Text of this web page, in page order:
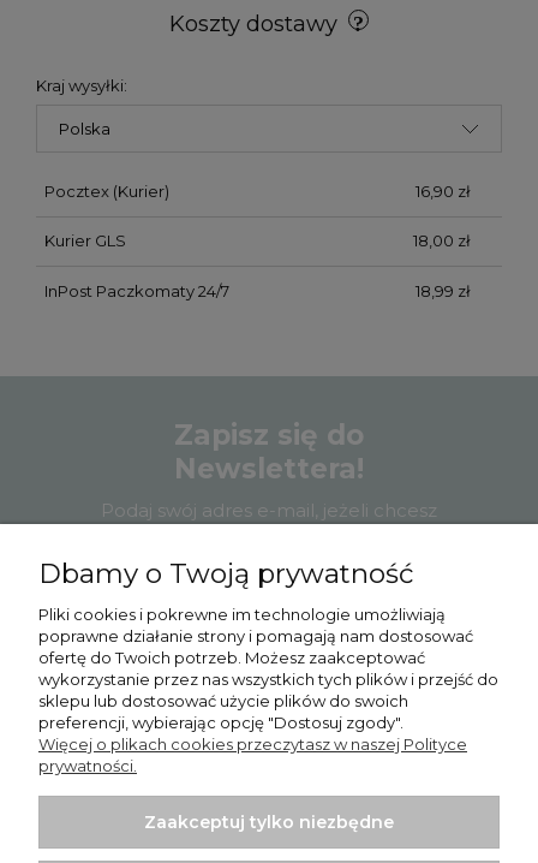
Koszty dostawy
Kraj wysyłki:
Pocztex (Kurier) 16,90 zł
Kurier GLS 18,00 zł
InPost Paczkomaty 24/7 18,99 zł
Zapisz się do
Newslettera!
Podaj swój adres e-mail, jeżeli chcesz
promocjach.
Zapisz się
Dbamy o Twoją prywatność
Pliki cookies i pokrewne im technologie umożliwiają
poprawne działanie strony i pomagają nam dostosować
ofertę do Twoich potrzeb. Możesz zaakceptować
wykorzystanie przez nas wszystkich tych plików i przejść do
sklepu lub dostosować użycie plików do swoich
preferencji, wybierając opcję "Dostosuj zgody".
Więcej o plikach cookies przeczytasz w naszej Polityce
prywatności.
Zaakceptuj tylko niezbędne